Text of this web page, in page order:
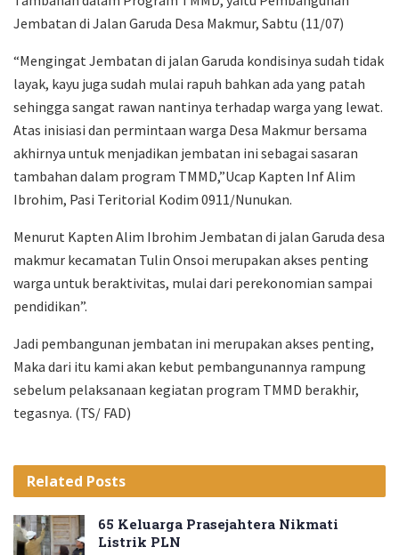
Jembatan di Jalan Garuda Desa Makmur, Sabtu (11/07)
“Mengingat Jembatan di jalan Garuda kondisinya sudah tidak
layak, kayu juga sudah mulai rapuh bahkan ada yang patah
sehingga sangat rawan nantinya terhadap warga yang lewat.
Atas inisiasi dan permintaan warga Desa Makmur bersama
akhirnya untuk menjadikan jembatan ini sebagai sasaran
tambahan dalam program TMMD,”Ucap Kapten Inf Alim
Ibrohim, Pasi Teritorial Kodim 0911/Nunukan.
Menurut Kapten Alim Ibrohim Jembatan di jalan Garuda desa
makmur kecamatan Tulin Onsoi merupakan akses penting
warga untuk beraktivitas, mulai dari perekonomian sampai
pendidikan”.
Jadi pembangunan jembatan ini merupakan akses penting,
Maka dari itu kami akan kebut pembangunannya rampung
sebelum pelaksanaan kegiatan program TMMD berakhir,
tegasnya. (TS/ FAD)
Related Posts
65 Keluarga Prasejahtera Nikmati
Listrik PLN